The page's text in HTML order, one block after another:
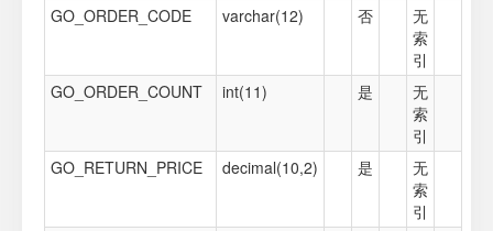
GO_ORDER_CODE
varchar(12) 否
无
索
引
GO_ORDER_COUNT
int(11) 是
无
索
引
GO_RETURN_PRICE
decimal(10,2) 是
无
索
引